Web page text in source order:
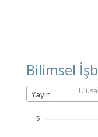
Bilimsel
Yayın
5